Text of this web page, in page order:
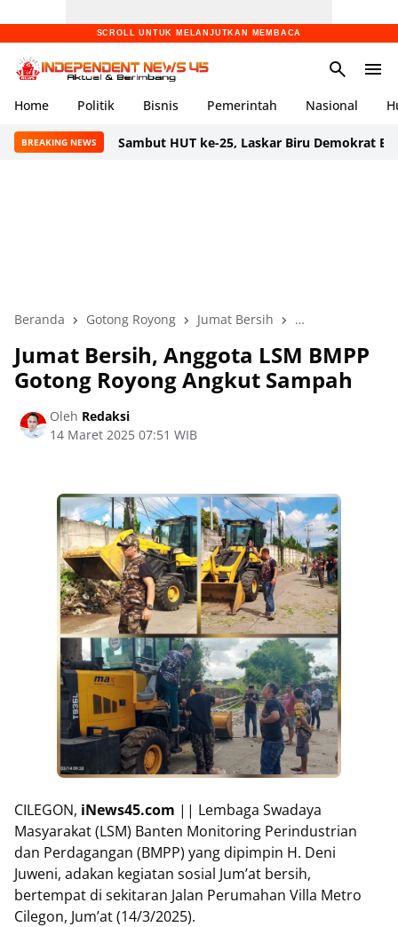
SCROLL UNTUK MELANJUTKAN MEMBACA
Home Politik Bisnis Pemerintah Nasional
BREAKING NEWS
Sambut HUT ke-25, Laskar Biru Demokrat Banten
Beranda Gotong Royong Jumat Bersih LSM BMPP
Jumat Bersih, Anggota LSM BMPP
Gotong Royong Angkut Sampah
Oleh Redaksi
14 Maret 2025 07:51 WIB
CILEGON, iNews45.com || Lembaga Swadaya
Masyarakat (LSM) Banten Monitoring Perindustrian
dan Perdagangan (BMPP) yang dipimpin H. Deni
Juweni, adakan kegiatan sosial Jum’at bersih,
bertempat di sekitaran Jalan Perumahan Villa Metro
Cilegon, Jum’at (14/3/2025).